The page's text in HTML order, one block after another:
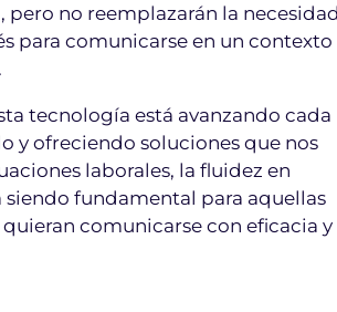
pero no reemplazarán la
para comunicarse en un contexto
tecnología está avanzando cada
y ofreciendo soluciones que nos
laborales, la fluidez en
siendo fundamental para aquellas
comunicarse con eficacia y